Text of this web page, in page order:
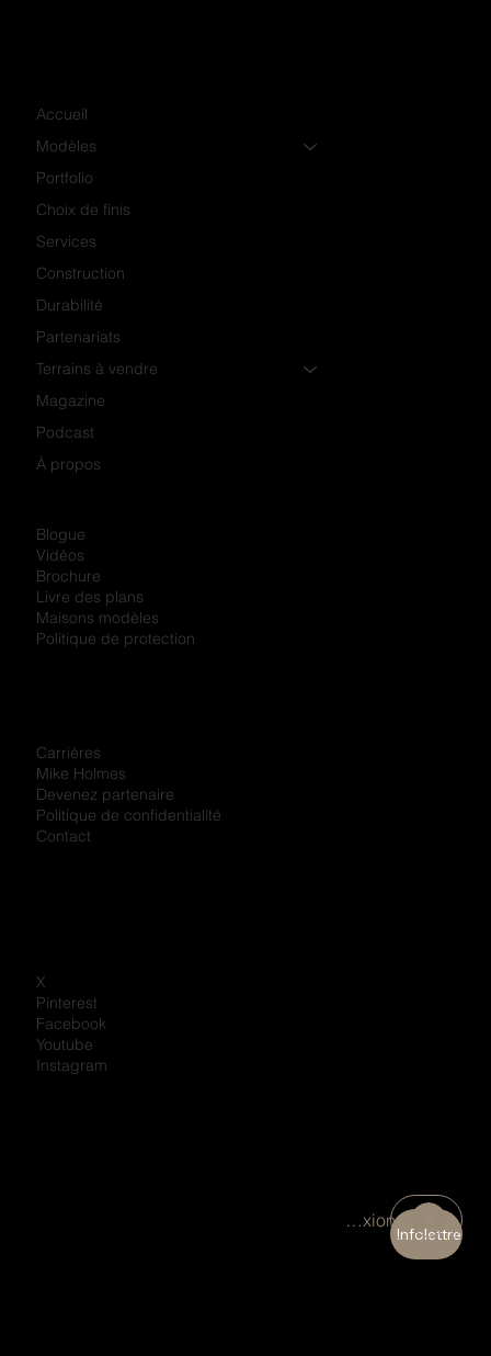
Accueil
Modèles
Portfolio
Choix de finis
Services
Construction
Durabilité
Partenariats
Terrains à vendre
Magazine
Podcast
À propos
Blogue
Vidéos
Brochure
Livre des plans
Maisons modèles
Politique de protection
Carrières
Mike Holmes
Devenez partenaire
Politique de confidentialité
Contact
X
Pinterest
Facebook
Youtube
Instagram
Infolettre
Connexion